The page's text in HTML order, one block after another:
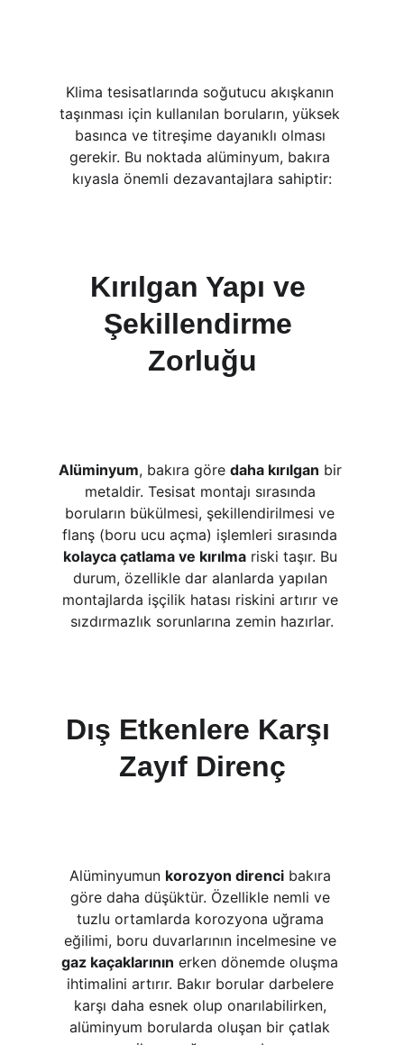
Klima tesisatlarında soğutucu akışkanın
taşınması için kullanılan boruların, yüksek
basınca ve titreşime dayanıklı olması
gerekir. Bu noktada alüminyum, bakıra
kıyasla önemli dezavantajlara sahiptir:
Kırılgan Yapı ve
Şekillendirme
Zorluğu
Alüminyum, bakıra göre daha kırılgan bir
metaldir. Tesisat montajı sırasında
boruların bükülmesi, şekillendirilmesi ve
flanş (boru ucu açma) işlemleri sırasında
kolayca çatlama ve kırılma riski taşır. Bu
durum, özellikle dar alanlarda yapılan
montajlarda işçilik hatası riskini artırır ve
sızdırmazlık sorunlarına zemin hazırlar.
Dış Etkenlere Karşı
Zayıf Direnç
Alüminyumun korozyon direnci bakıra
göre daha düşüktür. Özellikle nemli ve
tuzlu ortamlarda korozyona uğrama
eğilimi, boru duvarlarının incelmesine ve
gaz kaçaklarının erken dönemde oluşma
ihtimalini artırır. Bakır borular darbelere
karşı daha esnek olup onarılabilirken,
alüminyum borularda oluşan bir çatlak